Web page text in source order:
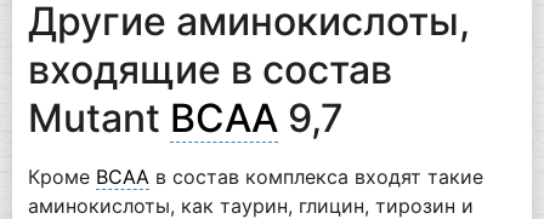
Другие аминокислоты,
входящие в состав
Mutant BCAA9,7
Кроме ВСАА в состав комплекса входят такие
аминокислоты, как таурин, глицин, тирозин и